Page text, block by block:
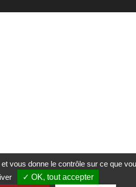
vous donne le contrôle sur ce que
OK, tout accepter